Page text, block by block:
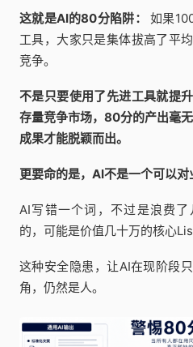
这就是AI的80分陷阱：
如果
工具，大家只是集体拔高了平
竞争。
不是只要使用了先进工具就提
存量竞争市场，80分的产出毫
成果才能脱颖而出。
更要命的是，AI不是一个可以对
AI写错一个词，不过是浪费
的，可能是价值几十万的核心
这种安全隐患，让AI在现阶段
角，仍然是人。